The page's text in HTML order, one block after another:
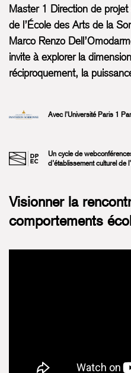
Master 1 Direction de
de l’École des Arts de la
Marco Renzo
invite à explorer la
réciproquement, la
Avec l’Université Paris 1
Un cycle de
d’établissement culturel de
Visionner la
comportements